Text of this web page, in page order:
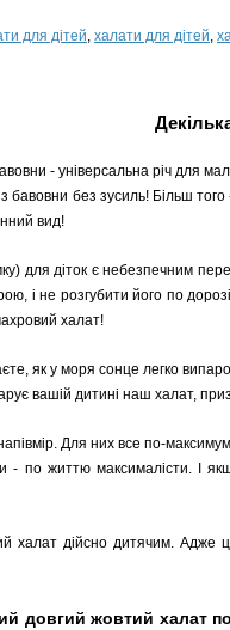
для дітей, халати для дітей,
- універсальна річ для
бавовни без зусиль! Більш
вид!
для діток є небезпечним
і не розгубити його по
халат!
як у моря сонце легко
вашій дитині наш халат,
Для них все по-
- по життю максималісти. І
дійсно дитячим. Адже
довгий жовтий халат